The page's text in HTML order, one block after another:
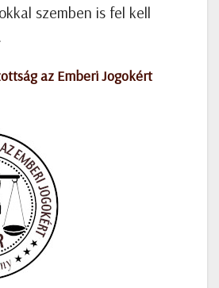
szemben is fel kell
az Emberi Jogokért